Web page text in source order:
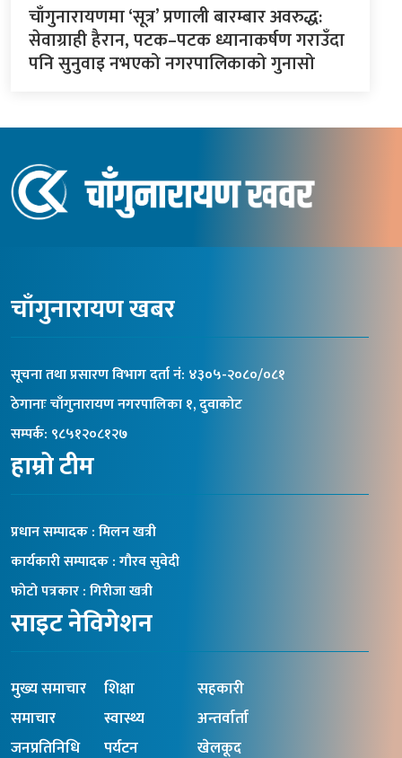
चाँगुनारायणमा ‘सूत्र’ प्रणाली बारम्बार अवरुद्ध:
सेवाग्राही हैरान, पटक–पटक ध्यानाकर्षण गराउँदा
पनि सुनुवाइ नभएको नगरपालिकाको गुनासो
चाँगुनारायण खबर
सूचना तथा प्रसारण विभाग दर्ता नंं: ४३०५-२०८०/०८१
ठेगानाः चाँगुनारायण नगरपालिका १, दुवाकोट
सम्पर्क: ९८५१२०८१२७
हाम्रो टीम
प्रधान सम्पादक : मिलन खत्री
कार्यकारी सम्पादक : गौरव सुवेदी
फोटो पत्रकार : गिरीजा खत्री
साइट नेविगेशन
मुख्य समाचार
समाचार
जनप्रतिनिधि
शिक्षा
स्वास्थ्य
पर्यटन
सहकारी
अन्तर्वार्ता
खेलकूद